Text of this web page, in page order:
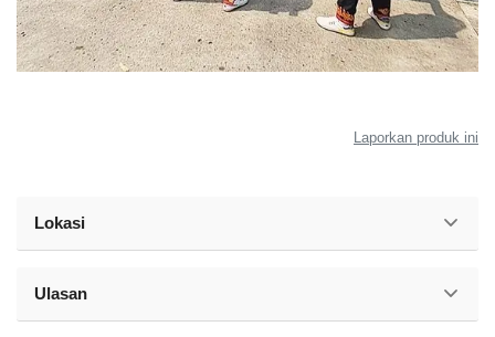
Laporkan produk ini
Lokasi
Ulasan